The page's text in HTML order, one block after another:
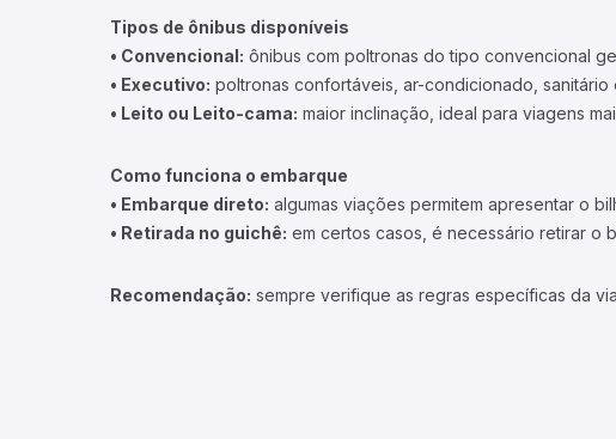
Tipos de ônibus disponíveis
• Convencional: ônibus com poltronas do tipo convencional
• Executivo: poltronas confortáveis, ar-condicionado, sanitário
• Leito ou Leito-cama: maior inclinação, ideal para viagens
Como funciona o embarque
• Embarque direto: algumas viações permitem apresentar o
• Retirada no guichê: em certos casos, é necessário retirar o
Recomendação: sempre verifique as regras específicas da